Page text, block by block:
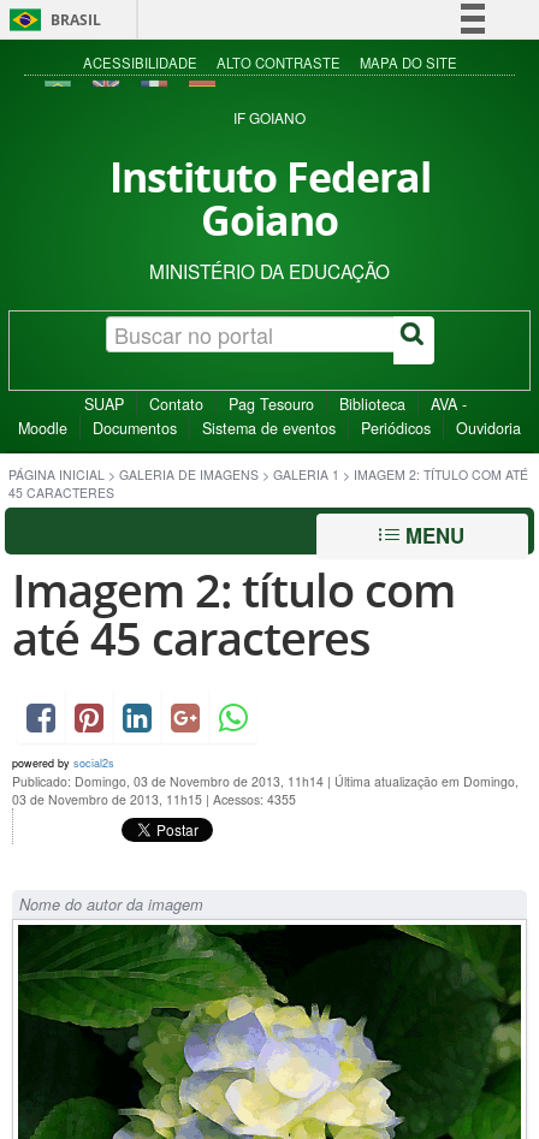
BRASIL
Simplifique!
Acesso à informação
ACESSIBILIDADE ALTO CONTRASTE MAPA DO SITE
IF GOIANO
Instituto Federal
Goiano
MINISTÉRIO DA EDUCAÇÃO
SUAP Contato Pag Tesouro Biblioteca
AVA -
Moodle
Documentos Sistema de eventos Periódicos Ouvidoria
PÁGINA INICIAL > GALERIA DE IMAGENS > GALERIA 1 > IMAGEM 2: TÍTULO COM ATÉ
45 CARACTERES
MENU
Imagem 2: título com
até 45 caracteres
powered by social2s
Publicado: Domingo, 03 de Novembro de 2013, 11h14 | Última atualização em Domingo,
03 de Novembro de 2013, 11h15 | Acessos: 4355
Nome do autor da imagem